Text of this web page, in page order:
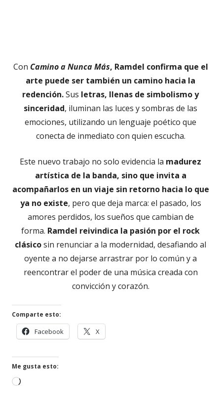
Con Camino a Nunca Más, Ramdel confirma que el
arte puede ser también un camino hacia la
redención.Sus letras, llenas de simbolismo y
sinceridad, iluminan las luces y sombras de las
emociones, utilizando un lenguaje poético que
conecta de inmediato con quien escucha.
Este nuevo trabajo no solo evidencia la madurez
artística de la banda, sino que invita a
acompañarlos en un viaje sin retorno hacia lo que
ya no existe, pero que deja marca: el pasado, los
amores perdidos, los sueños que cambian de
forma. Ramdel reivindica la pasión por el rock
clásicosin renunciar a la modernidad, desafiando al
oyente a no dejarse arrastrar por lo común y a
reencontrar el poder de una música creada con
convicción y corazón.
Comparte esto:
Facebook
en
X
en
Me gusta esto:
Cargando...